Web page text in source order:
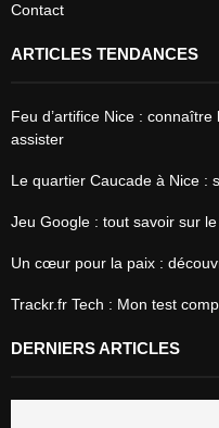
Contact
ARTICLES TENDANCES
Feu d’artifice Nice :
assister
Le quartier Caucade à Nice :
Jeu Google : tout savoir sur
Un cœur pour la paix :
Trackr.fr Tech : Mon test
DERNIERS ARTICLES